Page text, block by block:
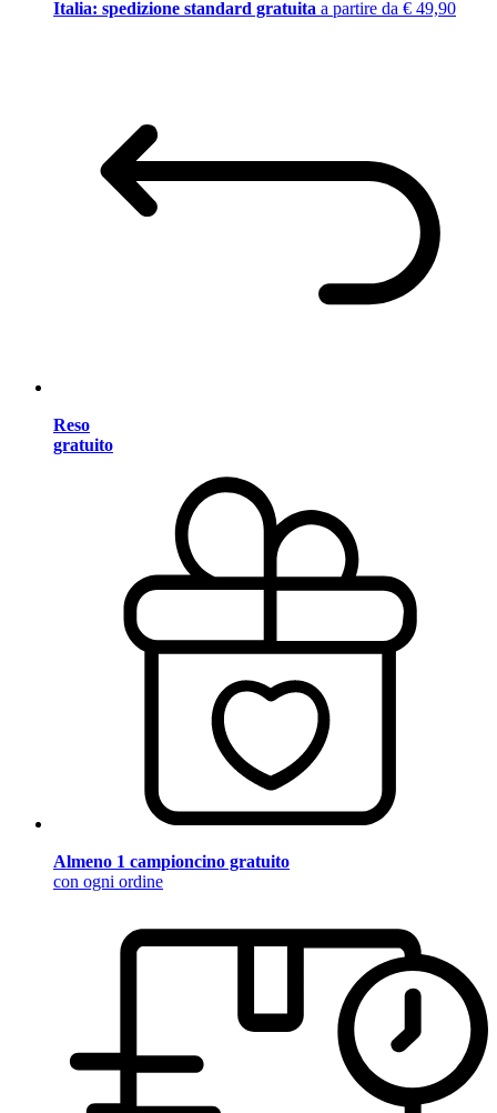
Italia: spedizione standard gratuita a partire da € 49,90
Reso
gratuito
Almeno 1 campioncino gratuito
con ogni ordine